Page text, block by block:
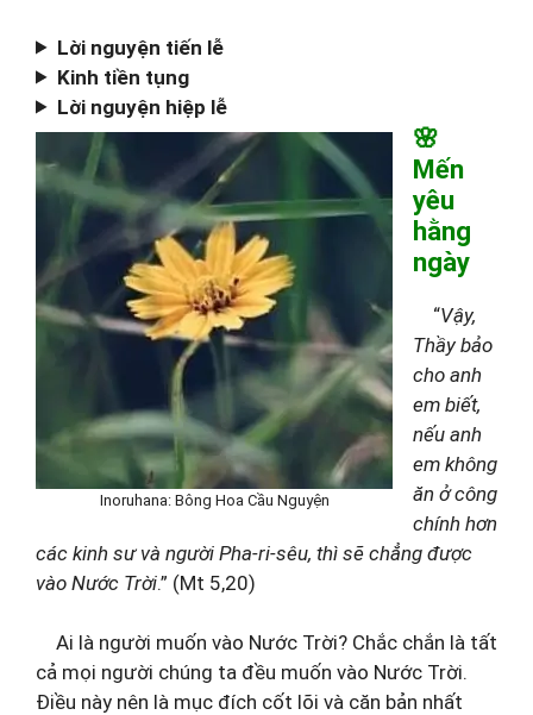
Lời nguyện tiến lễ
Kinh tiền tụng
Lời nguyện hiệp lễ
Inoruhana: Bông Hoa Cầu Nguyện
🌸
Mến
yêu
hằng
ngày
“Vậy,
Thầy bảo
cho anh
em biết,
nếu anh
em không
ăn ở công
chính hơn
các kinh sư và người Pha-ri-sêu, thì sẽ chẳng được
vào Nước Trời.” (Mt 5,20)
Ai là người muốn vào Nước Trời? Chắc chắn là tất
cả mọi người chúng ta đều muốn vào Nước Trời.
Điều này nên là mục đích cốt lõi và căn bản nhất